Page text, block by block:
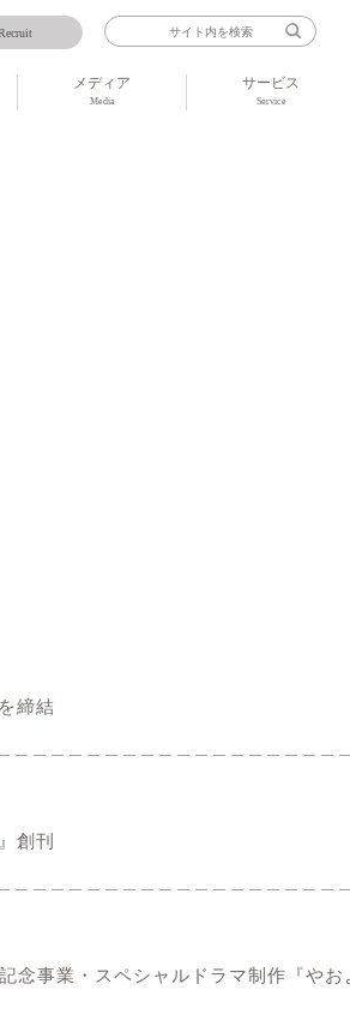
メディア
Media
サービス
Service
締結
創刊
念事業・スペシャルドラマ制作『やお